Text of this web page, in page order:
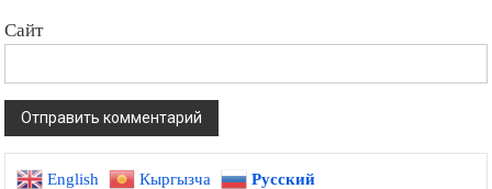
Сайт
English Кыргызча Русский